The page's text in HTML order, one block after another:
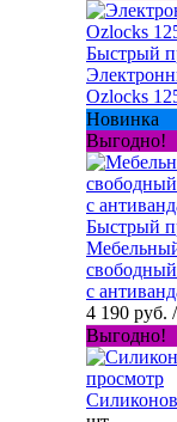
Быстрый
Ozlocks
Новинка
Выгодно!
Быстрый
с
4 190 руб.
Выгодно!
просмотр